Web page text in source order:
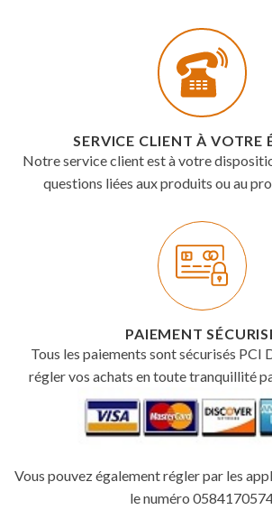
SERVICE CLIENT À VOTRE
Notre service client est à votre
questions liées aux produits ou au
PAIEMENT
Tous les paiements sont sécurisés PCI
régler vos achats en toute tranquillité
Vous pouvez également régler par les
le numéro